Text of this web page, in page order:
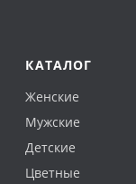
КАТАЛОГ
Женские
Мужские
Детские
Цветные